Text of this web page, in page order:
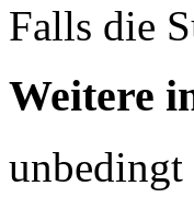
Falls die
Weitere
unbedingt